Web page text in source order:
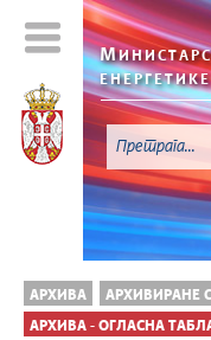
М
ЕНЕРГЕТИКЕ
АРХИВА АРХИВИРАНЕ
АРХИВА - ОГЛАСНА